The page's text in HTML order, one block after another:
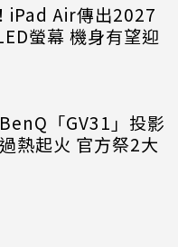
iPad Air傳出2027
螢幕 機身有望迎
「GV31」投影
熱起火 官方祭2大